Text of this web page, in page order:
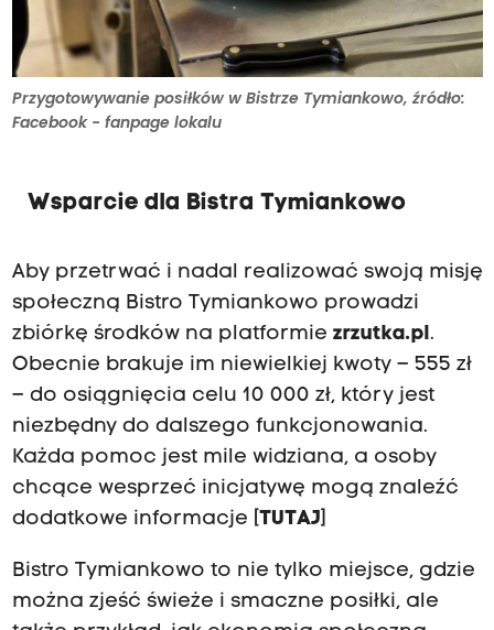
Przygotowywanie posiłków w Bistrze Tymiankowo, źródło:
Facebook - fanpage lokalu
Wsparcie dla Bistra Tymiankowo
Aby przetrwać i nadal realizować swoją misję
społeczną Bistro Tymiankowo prowadzi
zbiórkę środków na platformie zrzutka.pl.
Obecnie brakuje im niewielkiej kwoty – 555 zł
– do osiągnięcia celu 10 000 zł, który jest
niezbędny do dalszego funkcjonowania.
Każda pomoc jest mile widziana, a osoby
chcące wesprzeć inicjatywę mogą znaleźć
dodatkowe informacje [TUTAJ]
Bistro Tymiankowo to nie tylko miejsce, gdzie
można zjeść świeże i smaczne posiłki, ale